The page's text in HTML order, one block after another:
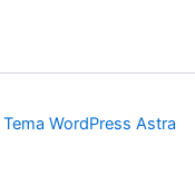
Tema WordPress Astra